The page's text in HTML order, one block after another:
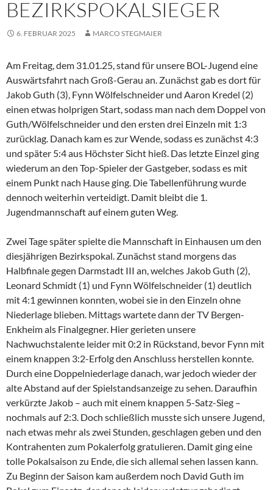
BEZIRKSPOKALSIEGER
6. FEBRUAR 2025 MARCO STEGMAIER
Am Freitag, dem 31.01.25, stand für unsere BOL-Jugend eine
Auswärtsfahrt nach Groß-Gerau an. Zunächst gab es dort für
Jakob Guth (3), Fynn Wölfelschneider und Aaron Kredel (2)
einen etwas holprigen Start, sodass man nach dem Doppel von
Guth/Wölfelschneider und den ersten drei Einzeln mit 1:3
zurücklag. Danach kam es zur Wende, sodass es zunächst 4:3
und später 5:4 aus Höchster Sicht hieß. Das letzte Einzel ging
wiederum an den Top-Spieler der Gastgeber, sodass es mit
einem Punkt nach Hause ging. Die Tabellenführung wurde
dennoch weiterhin verteidigt. Damit bleibt die 1.
Jugendmannschaft auf einem guten Weg.
Zwei Tage später spielte die Mannschaft in Einhausen um den
diesjährigen Bezirkspokal. Zunächst stand morgens das
Halbfinale gegen Darmstadt III an, welches Jakob Guth (2),
Leonard Schmidt (1) und Fynn Wölfelschneider (1) deutlich
mit 4:1 gewinnen konnten, wobei sie in den Einzeln ohne
Niederlage blieben. Mittags wartete dann der TV Bergen-
Enkheim als Finalgegner. Hier gerieten unsere
Nachwuchstalente leider mit 0:2 in Rückstand, bevor Fynn mit
einem knappen 3:2-Erfolg den Anschluss herstellen konnte.
Durch eine Doppelniederlage danach, war jedoch wieder der
alte Abstand auf der Spielstandsanzeige zu sehen. Daraufhin
verkürzte Jakob – auch mit einem knappen 5-Satz-Sieg –
nochmals auf 2:3. Doch schließlich musste sich unsere Jugend,
nach etwas mehr als zwei Stunden, geschlagen geben und den
Kontrahenten zum Pokalerfolg gratulieren. Damit ging eine
tolle Pokalsaison zu Ende, die sich allemal sehen lassen kann.
Zu Beginn der Saison kam außerdem noch David Guth im